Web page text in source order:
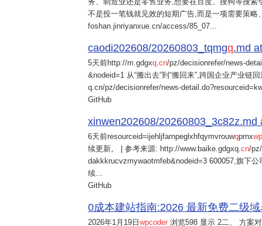
不是投一笔钱就见效的短期广告,而是一项需要策略
foshan.jinriyanxue.cn/access/85_07...
caodi202608/20260803_tqmgq.md
5天前http://m.gdgxq cn/pz/decisionrefer/news-
&nodeid=1 从“搬出去”到“搬回来”,跨国企业产业
q.cn/pz/decisionrefer/news-
GitHub
xinwen202608/20260803_3c82z.md
6天前resourceid=ijehljfarnpeglxhfqymvrouwqprnxwp
续更新。 | 参考来源: http://www.baike.gdgxq. cn/
dakkkrucvzmywaotmfeb&nodeid=3 600057,旗下
续...
GitHub
0成本建站指南:2026 最新免费二级
2026年1月19日wpcoder 浏览598 显示 2二、 方案